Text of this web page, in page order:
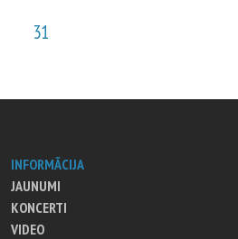
31
INFORMĀCIJA
JAUNUMI
KONCERTI
VIDEO